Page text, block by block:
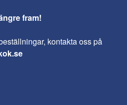
fram!
kontakta oss på